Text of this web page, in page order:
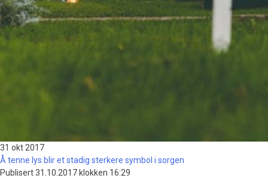
31 okt 2017
Å tenne lys blir et stadig sterkere symbol i sorgen
Publisert 31.10.2017 klokken 16:29